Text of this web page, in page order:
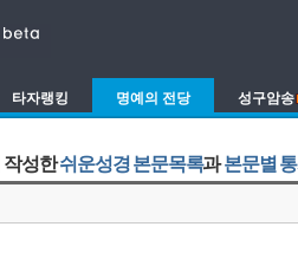
타자랭킹 명예의 전당 성구암송
작성한쉬운성경 본문목록과본문별